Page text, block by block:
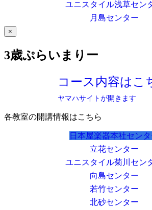
ユニスタイル浅草セン
月島センター
×
3歳ぷらいまりー
コース内容はこ
ヤマハサイトが開きます
各教室の開講情報はこちら
日本屋楽器本社セン
立花センター
ユニスタイル菊川セン
向島センター
若竹センター
北砂センター